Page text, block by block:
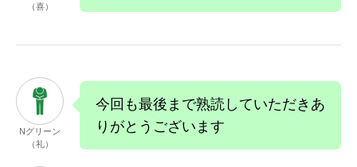
（喜）
Nグリーン
（礼）
今回も最後まで熟読していただきあ
りがとうございます